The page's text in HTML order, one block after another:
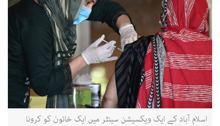
اسلام آباد کے ایک ویکسیشن سینٹر میں ایک خاتون کو کرونا